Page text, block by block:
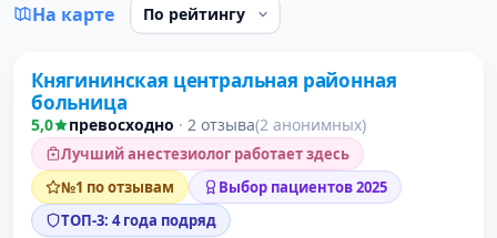
На карте
1 место в рейтинге
Княгининская центральная районная
больница
5,0 превосходно · 2 отзыва(2 анонимных)
Лучший анестезиолог работает здесь
№1 по отзывам
Выбор пациентов 2025
ТОП-3: 4 года подряд